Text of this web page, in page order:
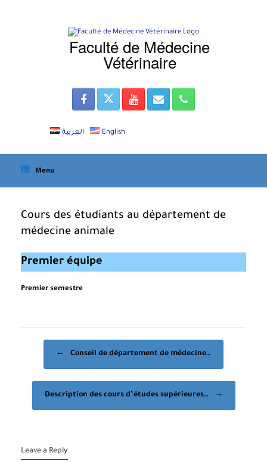
Faculté de Médecine
Vétérinaire
العربية English
Menu
Cours des étudiants au département de
médecine animale
Premier équipe
Premier semestre
← Conseil de département de médecine…
Description des cours d’études supérieures… →
Leave a Reply